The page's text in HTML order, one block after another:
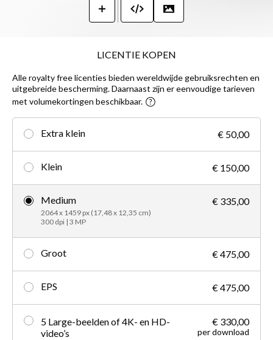
LICENTIE KOPEN
Alle royalty free licenties bieden wereldwijde gebruiksrechten en
uitgebreide bescherming. Daarnaast zijn er eenvoudige tarieven
met volumekortingen beschikbaar.
Extra klein € 50,00
Klein € 150,00
Medium
2064 x 1459 px (17,48 x 12,35 cm)
300 dpi | 3 MP
€ 335,00
Groot € 475,00
EPS € 475,00
5 Large-beelden of 4K- en HD-
video’s
€ 330,00
per download